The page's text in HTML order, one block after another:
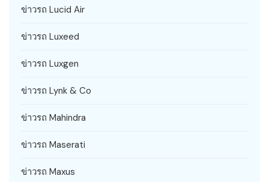
ข่าวรถ Lucid Air
ข่าวรถ Luxeed
ข่าวรถ Luxgen
ข่าวรถ Lynk & Co
ข่าวรถ Mahindra
ข่าวรถ Maserati
ข่าวรถ Maxus